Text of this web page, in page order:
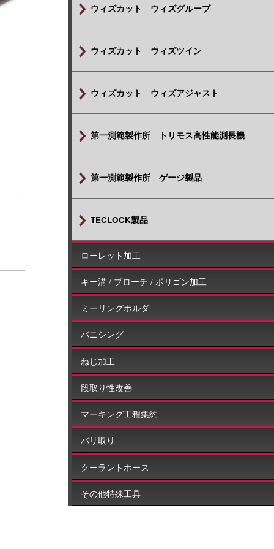
ウィズカット ウィズグルーブ
ウィズカット ウィズツイン
ウィズカット ウィズアジャスト
第一測範製作所 トリモス高性能測長機
第一測範製作所 ゲージ製品
TECLOCK製品
ローレット加工
キー溝 / ブローチ / ポリゴン加工
ミーリングホルダ
バニシング
ねじ加工
段取り性改善
マーキング工程集約
バリ取り
クーラントホース
その他特殊工具